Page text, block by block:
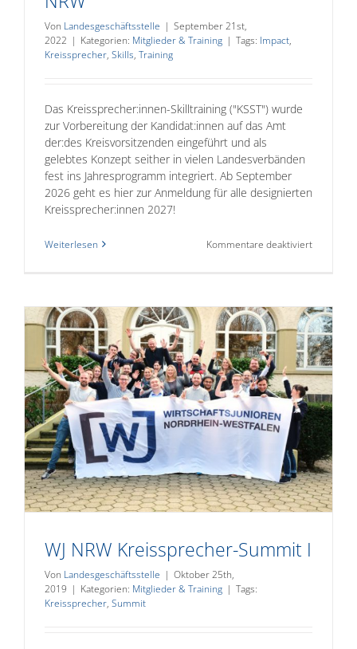
Von Landesgeschäftsstelle | September 21st,
2022 | Kategorien: Mitglieder & Training | Tags: Impact,
Kreissprecher, Skills, Training
Das Kreissprecher:innen-Skilltraining ("KSST") wurde
zur Vorbereitung der Kandidat:innen auf das Amt
der:des Kreisvorsitzenden eingeführt und als
gelebtes Konzept seither in vielen Landesverbänden
fest ins Jahresprogramm integriert. Ab September
2026 geht es hier zur Anmeldung für alle designierten
Kreissprecher:innen 2027!
Weiterlesen Kommentare deaktiviertfür
WJ NRW Kreissprecher-Summit I
Von Landesgeschäftsstelle | Oktober 25th,
2019 | Kategorien: Mitglieder & Training | Tags:
Kreissprecher, Summit